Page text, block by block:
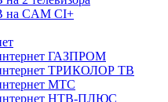
CAM CI+
ГАЗПРОМ
ТРИКОЛОР ТВ
МТС
НТВ-ПЛЮС